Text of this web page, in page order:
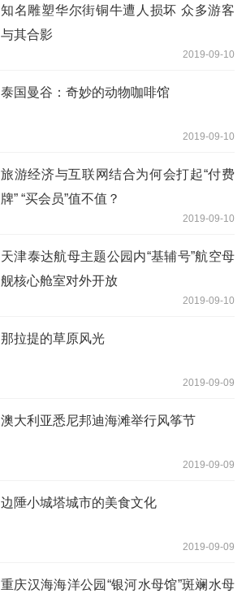
知名雕塑华尔街铜牛遭人损坏 众多游客
与其合影
2019-09-10
泰国曼谷：奇妙的动物咖啡馆
2019-09-10
旅游经济与互联网结合为何会打起“付费
牌” “买会员”值不值？
2019-09-10
天津泰达航母主题公园内“基辅号”航空母
舰核心舱室对外开放
2019-09-10
那拉提的草原风光
2019-09-09
澳大利亚悉尼邦迪海滩举行风筝节
2019-09-09
边陲小城塔城市的美食文化
2019-09-09
重庆汉海海洋公园“银河水母馆”斑斓水母